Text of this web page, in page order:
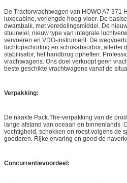
De Tractorvrachtwagen van HOWO A7 371
luxecabine, verlengde hoog-vloer. De
dwarsbalk, met veredelingsmiddel. De
stuurwiel, nieuw type van integrale
vervoeren en VDO-instrument. De
luchtopschorting en schokabsorbor, allerlei
stabilisator, het handbrug opheffen.
vrachtwagens. Ons doel verkoopt geen
beste geschikte vrachtwagens vanaf de
Verpakking:
De naakte Pack.The-verpakking van de
lange afstand van oceaan en binnenlands.
vochtigheid, schokken en roest volgens de
goederen. Rijke ervaring en goed de
Concurrentievoordeel: